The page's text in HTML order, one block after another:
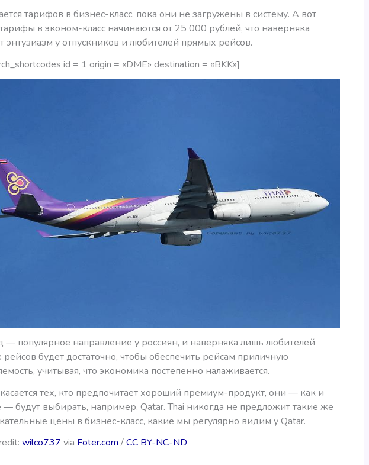
тарифов в бизнес-класс, пока они не загружены в систему. А вот
в эконом-класс начинаются от 25 000 рублей, что наверняка
энтузиазм у отпускников и любителей прямых рейсов.
id = 1 origin = «DME» destination = «BKK»]
— популярное направление у россиян, и наверняка лишь любителей
будет достаточно, чтобы обеспечить рейсам приличную
учитывая, что экономика постепенно налаживается.
тех, кто предпочитает хороший премиум-продукт, они — как и
будут выбирать, например, Qatar. Thai никогда не предложит такие же
цены в бизнес-класс, какие мы регулярно видим у Qatar.
wilco737 via Foter.com /CC BY-NC-ND